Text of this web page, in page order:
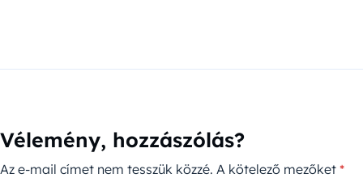
Vélemény, hozzászólás?
Az e-mail címet nem tesszük közzé. A kötelező mezőket *